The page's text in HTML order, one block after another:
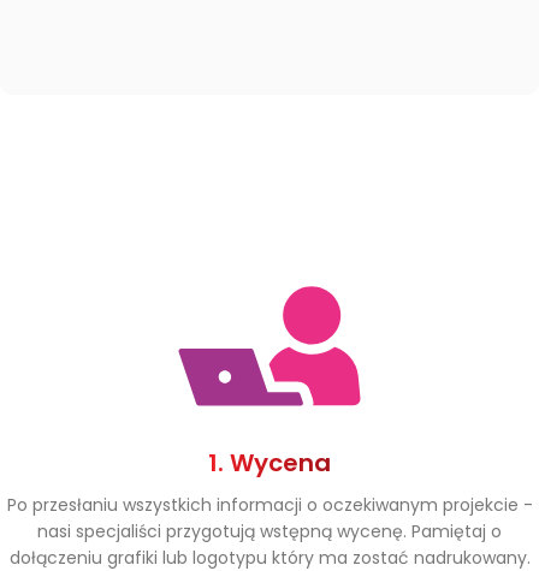
1. Wycena
Po przesłaniu wszystkich informacji o oczekiwanym projekcie -
nasi specjaliści przygotują wstępną wycenę. Pamiętaj o
dołączeniu grafiki lub logotypu który ma zostać nadrukowany.